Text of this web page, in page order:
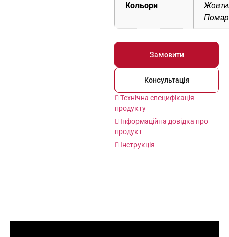
Кольори
Замовити
Консультація
Технічна специфікація
продукту
Інформаційна довідка про
продукт
Інструкція